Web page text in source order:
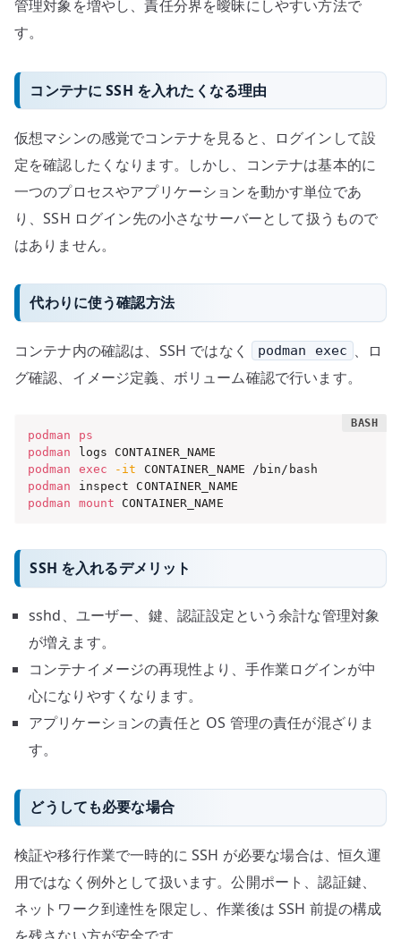
管理対象を増やし、責任分界を曖昧にしやすい方法で
す。
コンテナに SSH を入れたくなる理由
仮想マシンの感覚でコンテナを見ると、ログインして設
定を確認したくなります。しかし、コンテナは基本的に
一つのプロセスやアプリケーションを動かす単位であ
り、SSH ログイン先の小さなサーバーとして扱うもので
はありません。
代わりに使う確認方法
コンテナ内の確認は、SSH ではなく podman exec 、ロ
グ確認、イメージ定義、ボリューム確認で行います。
podman
ps
podman
podman
exec -it
podman
podman
mount CONTAINER_NAME
SSH を入れるデメリット
sshd、ユーザー、鍵、認証設定という余計な管理対象
が増えます。
コンテナイメージの再現性より、手作業ログインが中
心になりやすくなります。
アプリケーションの責任と OS 管理の責任が混ざりま
す。
どうしても必要な場合
検証や移行作業で一時的に SSH が必要な場合は、恒久運
用ではなく例外として扱います。公開ポート、認証鍵、
ネットワーク到達性を限定し、作業後は SSH 前提の構成